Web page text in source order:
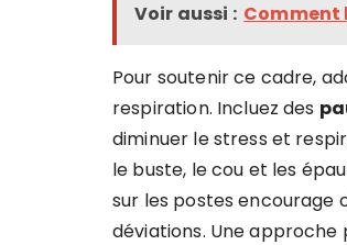
Voir aussi : Comment
Pour soutenir ce cadre,
respiration. Incluez des
diminuer le stress et
le buste, le cou et les
sur les postes encourage
déviations. Une approche